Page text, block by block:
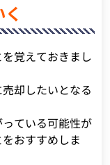
覚えておきまし
却したいとなる
ている可能性が
おすすめしま